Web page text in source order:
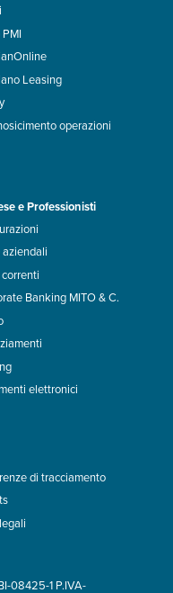
Leasing
operazioni
e Professionisti
Banking MITO & C.
elettronici
di tracciamento
08425-1 P.IVA-